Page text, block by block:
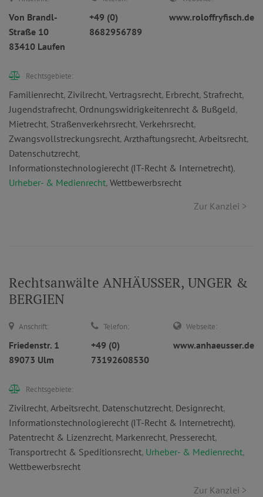
Von Brandl-
Straße 10
83410 Laufen
+49 (0)
8682956789
www.roloffryfisch.de
Rechtsgebiete:
Familienrecht, Zivilrecht, Vertragsrecht, Erbrecht, Strafrecht,
Jugendstrafrecht, Ordnungswidrigkeitenrecht & Bußgeld,
Mietrecht, Straßenverkehrsrecht, Verkehrsrecht,
Zwangsvollstreckungsrecht, Arzthaftungsrecht, Arbeitsrecht,
Datenschutzrecht,
Informationstechnologierecht (IT-Recht & Internetrecht),
Urheber- & Medienrecht, Wettbewerbsrecht
Zur Kanzlei >
Rechtsanwälte ANHÄUSSER, UNGER &
BERGIEN
Anschrift:
Friedenstr. 1
89073 Ulm
Telefon:
+49 (0)
73192608530
Webseite:
www.anhaeusser.de
Rechtsgebiete:
Zivilrecht, Arbeitsrecht, Datenschutzrecht, Designrecht,
Informationstechnologierecht (IT-Recht & Internetrecht),
Patentrecht & Lizenzrecht, Markenrecht, Presserecht,
Transportrecht & Speditionsrecht, Urheber- & Medienrecht,
Wettbewerbsrecht
Zur Kanzlei >